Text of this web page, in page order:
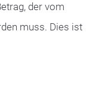
der vom
muss. Dies ist